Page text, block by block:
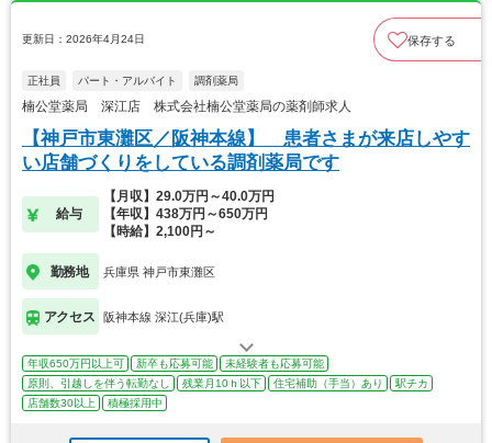
更新日：2026年4月24日 保存する
正社員 パート・アルバイト 調剤薬局
楠公堂薬局 深江店 株式会社楠公堂薬局の薬剤師求人
【神戸市東灘区／阪神本線】 患者さまが来店しやす
い店舗づくりをしている調剤薬局です
給与
【月収】29.0万円～40.0万円
【年収】438万円～650万円
【時給】2,100円～
勤務地 兵庫県 神戸市東灘区
アクセス 阪神本線 深江(兵庫)駅
年収650万円以上可 新卒も応募可能
未経験者も応募可能
原則、引越しを伴う転勤なし
残業月10ｈ以下 住宅補助（手当）あり
駅チカ
店舗数30以上
積極採用中